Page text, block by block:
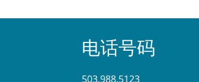
电话号码
503.988.5123